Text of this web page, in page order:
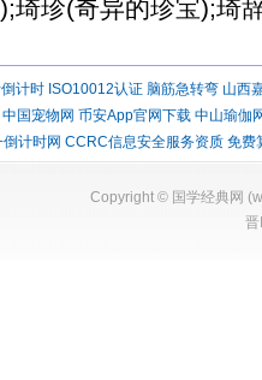
琦珍(奇异的珍宝);琦
计时 ISO10012认证 脑筋急转弯 山西
中国宠物网 币安App官网下载 中山瑜伽
计时网 CCRC信息安全服务资质 免费
Copyright © 国学经典网 (